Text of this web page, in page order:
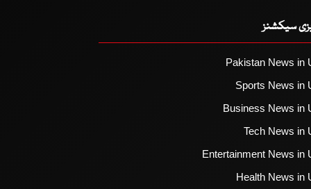
سیکشنز
Pakistan News in
Sports News in
Business News in
Tech News in
Entertainment News in
Health News in